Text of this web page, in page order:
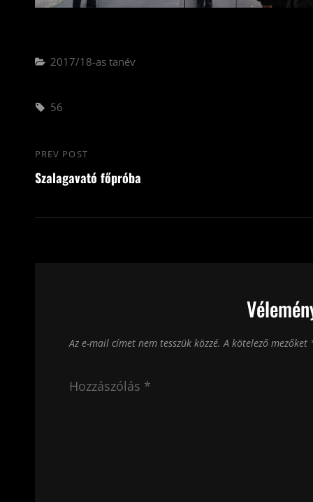
Categories
2017/18-as tanév
Tags,
56
Bejegyzés
navigáció
Previous
Post
PREV POST
Szalagavató főpróba
Az e-mail címet nem tesszük közzé. A kötelező mezőket
Hozzászólás *